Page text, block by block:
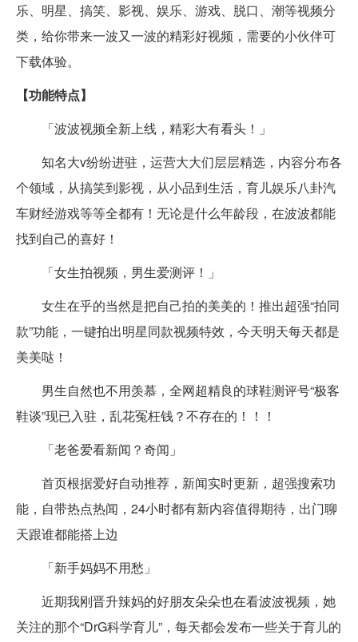
乐、明星、搞笑、影视、娱乐、游戏、脱口、潮等视频分
类，给你带来一波又一波的精彩好视频，需要的小伙伴可
下载体验。
【功能特点】
「波波视频全新上线，精彩大有看头！」
知名大v纷纷进驻，运营大大们层层精选，内容分布各
个领域，从搞笑到影视，从小品到生活，育儿娱乐八卦汽
车财经游戏等等全都有！无论是什么年龄段，在波波都能
找到自己的喜好！
「女生拍视频，男生爱测评！」
女生在乎的当然是把自己拍的美美的！推出超强“拍同
款”功能，一键拍出明星同款视频特效，今天明天每天都是
美美哒！
男生自然也不用羡慕，全网超精良的球鞋测评号“极客
鞋谈”现已入驻，乱花冤枉钱？不存在的！！！
「老爸爱看新闻？奇闻」
首页根据爱好自动推荐，新闻实时更新，超强搜索功
能，自带热点热闻，24小时都有新内容值得期待，出门聊
天跟谁都能搭上边
「新手妈妈不用愁」
近期我刚晋升辣妈的好朋友朵朵也在看波波视频，她
关注的那个“DrG科学育儿”，每天都会发布一些关于育儿的